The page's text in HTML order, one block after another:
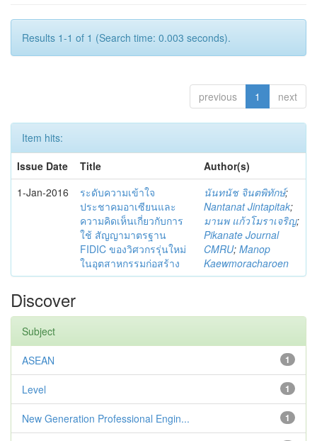
Results 1-1 of 1 (Search time: 0.003 seconds).
previous 1 next
Item hits:
Issue Date
Title
Author(s)
1-Jan-2016
ระดับความเข้าใจ
ประชาคมอาเซียนและ
ความคิดเห็นเกี่ยวกับการ
ใช้ สัญญามาตรฐาน
FIDIC ของวิศวกรรุ่นใหม่
ในอุตสาหกรรมก่อสร้าง
นันทนัช จินตพิทักษ์;
Nantanat Jintapitak;
มานพ แก้วโมราเจริญ;
Pikanate Journal
CMRU; Manop
Kaewmoracharoen
Discover
Subject
1
ASEAN
1
Level
1
New Generation Professional Engin...